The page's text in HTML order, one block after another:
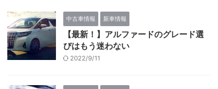
中古車情報 新車情報
【最新！】アルファードのグレード選
びはもう迷わない
2022/9/11